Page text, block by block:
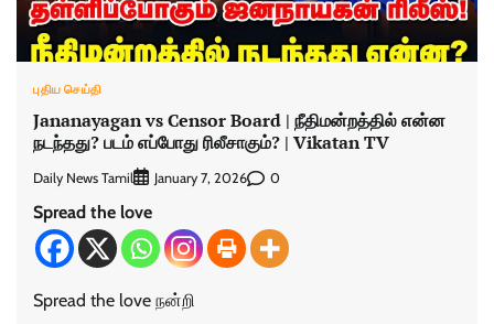
புதிய செய்தி
Jananayagan vs Censor Board | நீதிமன்றத்தில் என்ன
நடந்தது? படம் எப்போது ரிலீசாகும்? | Vikatan TV
Daily News Tamil January 7, 2026 0
Spread the love
Spread the love நன்றி